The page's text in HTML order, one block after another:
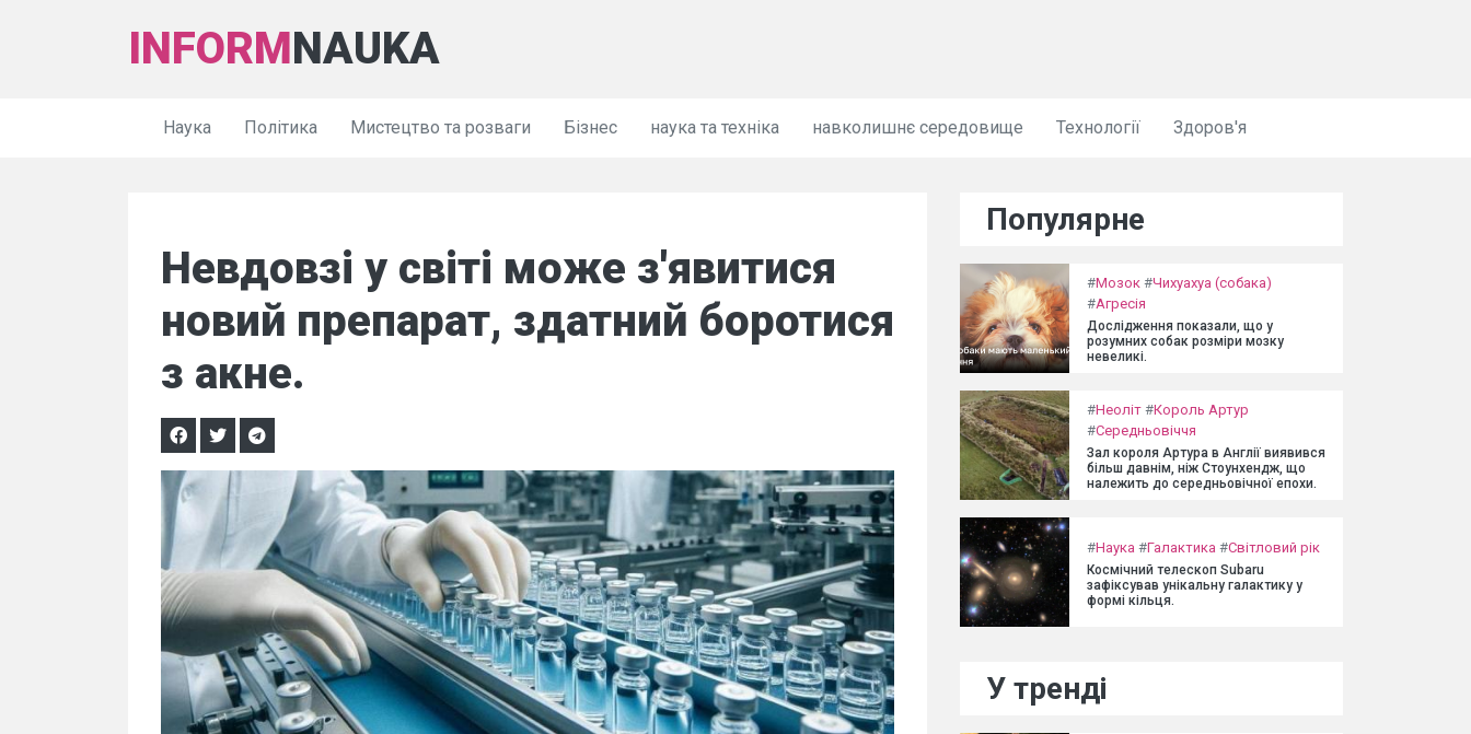
INFORMNAUKA
Наука Політика Мистецтво та розваги Бізнес наука та техніка навколишнє середовище Технології Здоров'я
Невдовзі у світі може з'явитися
новий препарат, здатний боротися
з акне.
Популярне
#Мозок #Чихуахуа (собака)
#Агресія
Дослідження показали, що у
розумних собак розміри мозку
невеликі.
#Неоліт #Король Артур
#Середньовіччя
Зал короля Артура в Англії виявився
більш давнім, ніж Стоунхендж, що
належить до середньовічної епохи.
#Наука #Галактика #Світловий рік
Космічний телескоп Subaru
зафіксував унікальну галактику у
формі кільця.
У тренді